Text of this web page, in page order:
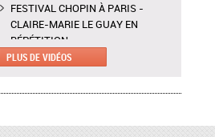
FESTIVAL CHOPIN À PARIS -
CLAIRE-MARIE LE GUAY EN
RÉPÉTITION
CALDER PIECE D'EARLE BROWN À
INTERVIEWS DE ADÉLAÏDE
EMMANUEL JACQUET,
PLUS DE VIDÉOS